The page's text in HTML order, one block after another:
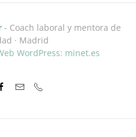
- Coach laboral y mentora de
· Madrid
WordPress: minet.es